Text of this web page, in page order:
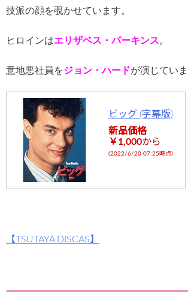
/wp-
count-
cache/sns-
count-
cache.php
on line2897
技派の顔を覗かせています。
ヒロインはエリザベス・パーキンス。
意地悪社員をジョン・ハードが演じていま
ビッグ (字幕版)
新品価格
￥1,000から
(2022/6/20 07:25時点)
【TSUTAYA DISCAS】